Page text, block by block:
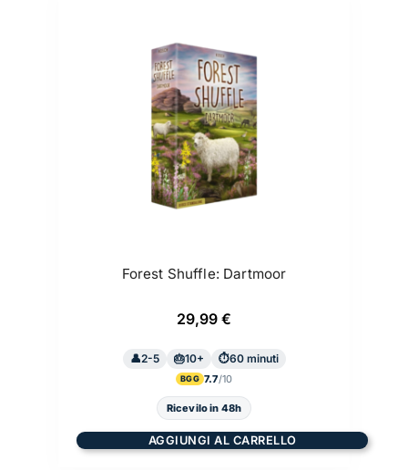
Forest Shuffle: Dartmoor
29,99 €
2-5 10+ 60 minuti
BGG 7.7
Ricevilo in 48h
AGGIUNGI AL CARRELLO